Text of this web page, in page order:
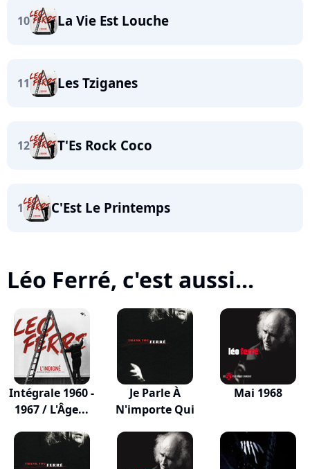
10 La Vie Est Louche
11 Les Tziganes
12 T'Es Rock Coco
1 C'Est Le Printemps
Léo Ferré, c'est aussi...
Intégrale 1960 -
1967 / L'Âge...
Je Parle À
N'importe Qui
Mai 1968